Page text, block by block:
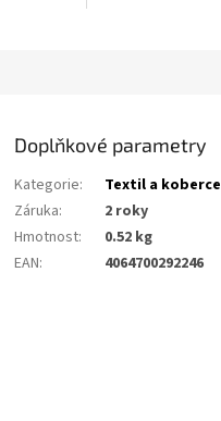
Doplňkové parametry
Kategorie:
Textil a koberce
Záruka:
2 roky
Hmotnost:
0.52 kg
EAN: 4064700292246